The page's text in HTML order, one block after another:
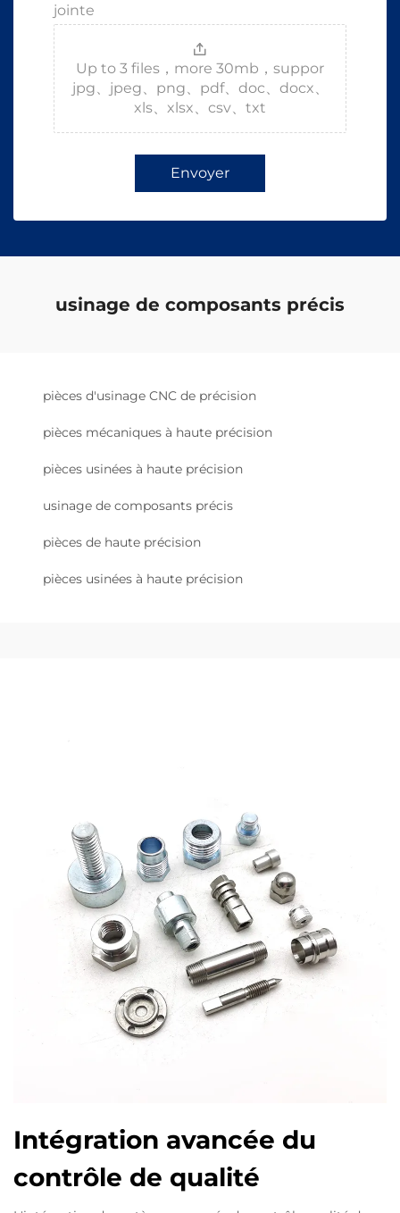
jointe
Up to 3 files，more 30mb，suppor
jpg、jpeg、png、pdf、doc、docx、
xls、xlsx、csv、txt
Envoyer
usinage de composants précis
pièces d'usinage CNC de précision
pièces mécaniques à haute précision
pièces usinées à haute précision
usinage de composants précis
pièces de haute précision
pièces usinées à haute précision
Intégration avancée du
contrôle de qualité